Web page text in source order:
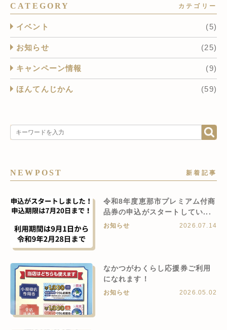
CATEGORY カテゴリー
イベント (5)
お知らせ (25)
キャンペーン情報 (9)
ほんてんじかん (59)
NEWPOST 新着記事
令和8年度恵那市プレミアム付商
品券の申込がスタートしてい...
お知らせ 2026.07.14
なかつがわくらし応援券ご利用
になれます！
お知らせ 2026.05.02